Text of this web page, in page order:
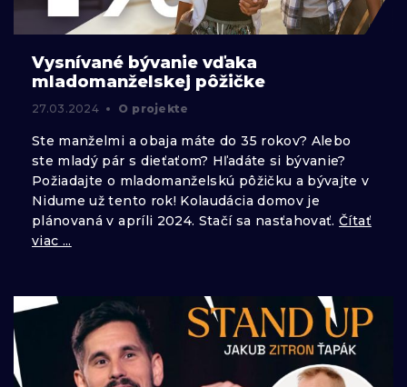
Vysnívané bývanie vďaka
mladomanželskej pôžičke
27.03.2024 O projekte
Ste manželmi a obaja máte do 35 rokov? Alebo
ste mladý pár s dieťaťom? Hľadáte si bývanie?
Požiadajte o mladomanželskú pôžičku a bývajte v
Nidume už tento rok! Kolaudácia domov je
plánovaná v apríli 2024. Stačí sa nasťahovať.Čítať
viac ...